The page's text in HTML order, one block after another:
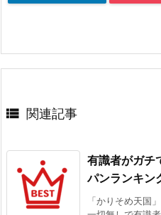
 関連記事
有識者がガチ
パンランキン
「かりそめ天国